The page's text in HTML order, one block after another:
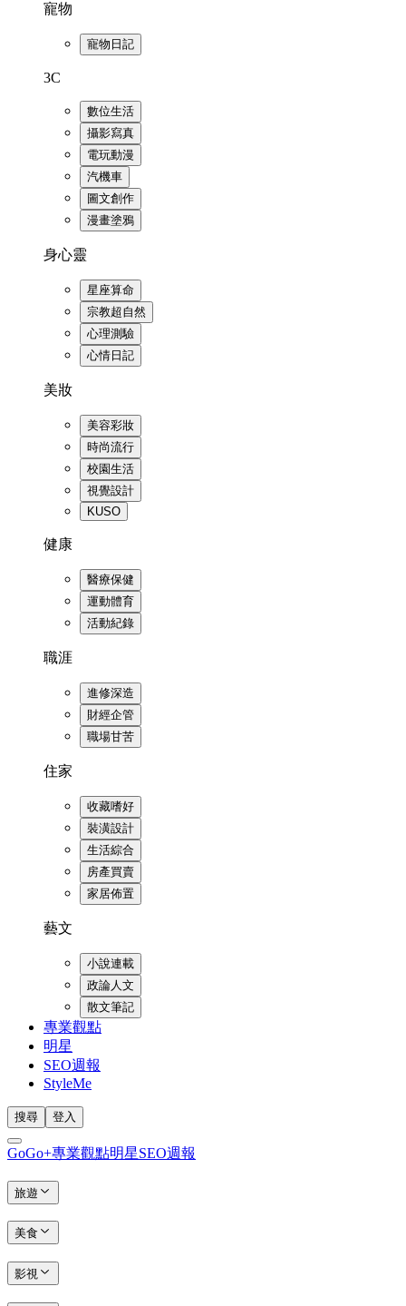
寵物
寵物日記
3C
數位生活
攝影寫真
電玩動漫
汽機車
圖文創作
漫畫塗鴉
身心靈
星座算命
宗教超自然
心理測驗
心情日記
美妝
美容彩妝
時尚流行
校園生活
視覺設計
KUSO
健康
醫療保健
運動體育
活動紀錄
職涯
進修深造
財經企管
職場甘苦
住家
收藏嗜好
裝潢設計
生活綜合
房產買賣
家居佈置
藝文
小說連載
政論人文
散文筆記
專業觀點
明星
SEO週報
StyleMe
搜尋 登入
GoGo+專業觀點明星SEO週報
旅遊
美食
影視